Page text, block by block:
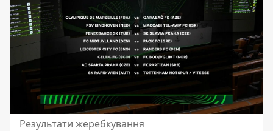
Результати жеребкування